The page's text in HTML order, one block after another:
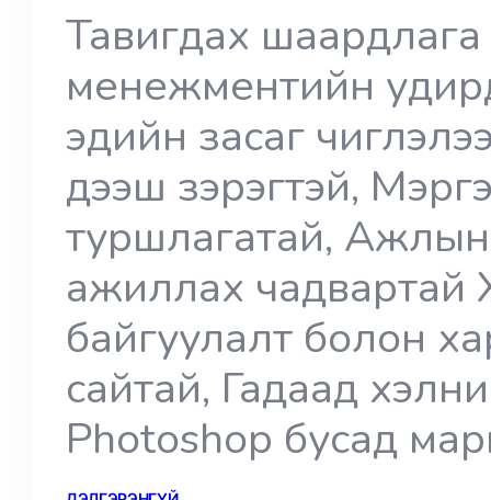
Тавигдах
менежментийн
эдийн засаг
дээш зэрэгтэй,
туршлагатай,
ажиллах чадвартай
байгуулалт болон
сайтай, Гадаад
Photoshop бусад